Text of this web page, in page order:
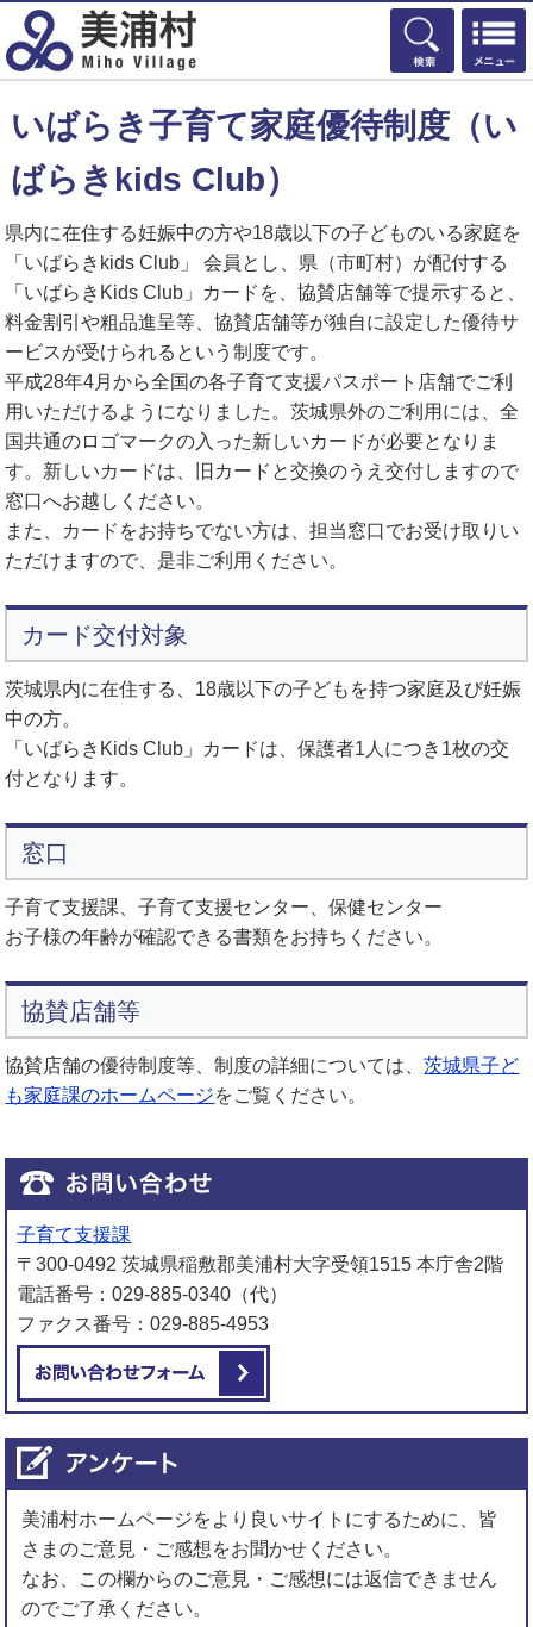
検索
いばらき子育て家庭優待制度（い
ばらきkids Club）
県内に在住する妊娠中の方や18歳以下の子どものいる家庭を
「いばらきkids Club」 会員とし、県（市町村）が配付する
「いばらきKids Club」カードを、協賛店舗等で提示すると、
料金割引や粗品進呈等、協賛店舗等が独自に設定した優待サ
ービスが受けられるという制度です。
平成28年4月から全国の各子育て支援パスポート店舗でご利
用いただけるようになりました。茨城県外のご利用には、全
国共通のロゴマークの入った新しいカードが必要となりま
す。新しいカードは、旧カードと交換のうえ交付しますので
窓口へお越しください。
また、カードをお持ちでない方は、担当窓口でお受け取りい
ただけますので、是非ご利用ください。
カード交付対象
茨城県内に在住する、18歳以下の子どもを持つ家庭及び妊娠
中の方。
「いばらきKids Club」カードは、保護者1人につき1枚の交
付となります。
窓口
子育て支援課、子育て支援センター、保健センター
お子様の年齢が確認できる書類をお持ちください。
協賛店舗等
協賛店舗の優待制度等、制度の詳細については、茨城県子ど
も家庭課のホームページをご覧ください。
子育て支援課
〒300-0492 茨城県稲敷郡美浦村大字受領1515 本庁舎2階
電話番号：029-885-0340（代）
ファクス番号：029-885-4953
美浦村ホームページをより良いサイトにするために、皆
さまのご意見・ご感想をお聞かせください。
なお、この欄からのご意見・ご感想には返信できません
のでご了承ください。